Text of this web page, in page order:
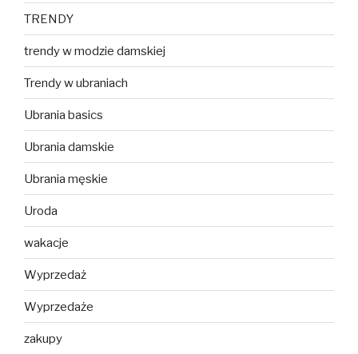
TRENDY
trendy w modzie damskiej
Trendy w ubraniach
Ubrania basics
Ubrania damskie
Ubrania męskie
Uroda
wakacje
Wyprzedaż
Wyprzedaże
zakupy